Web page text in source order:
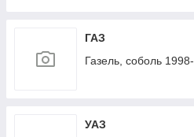
ГАЗ
Газель, соболь
УАЗ